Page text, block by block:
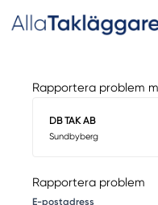
Rapportera problem
DB TAK AB
Sundbyberg
Rapportera problem
E-postadress